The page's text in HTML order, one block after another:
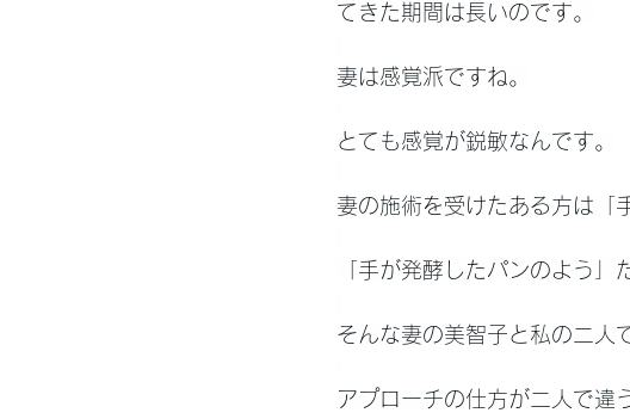
てきた期間は長いのです。
妻は感覚派ですね。
とても感覚が鋭敏なんです。
妻の施術を受けたある方は「
「手が発酵したパンのよう」
そんな妻の美智子と私の二人
アプローチの仕方が二人で違